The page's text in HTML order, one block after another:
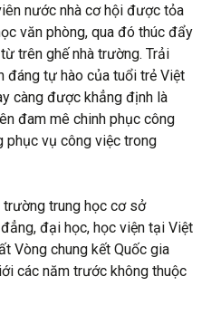
nước nhà cơ hội được tỏa
văn phòng, qua đó thúc đẩy
trên ghế nhà trường. Trải
đáng tự hào của tuổi trẻ Việt
càng được khẳng định là
đam mê chinh phục công
phục vụ công việc trong
trường trung học cơ sở
đại học, học viện tại Việt
Vòng chung kết Quốc gia
các năm trước không thuộc